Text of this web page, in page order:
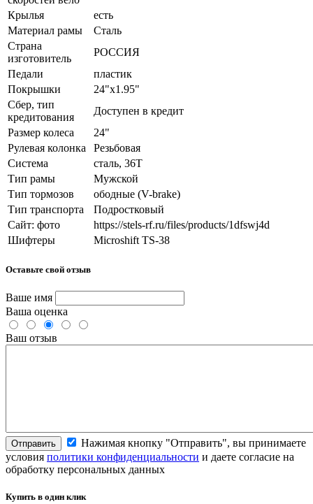
Крылья
есть
Материал рамы
Сталь
Страна
изготовитель
РОССИЯ
Педали
пластик
Покрышки
24"x1.95"
Сбер, тип
кредитования
Доступен в кредит
Размер колеса
24"
Рулевая колонка
Резьбовая
Система
сталь, 36T
Тип рамы
Мужской
Тип тормозов
ободные (V-brake)
Тип транспорта
Подростковый
Сайт: фото
https://stels-rf.ru/files/products/1dfswj4d
Шифтеры
Microshift TS-38
Оставьте свой отзыв
Ваше имя
Ваша оценка
Ваш отзыв
Отправить
Нажимая кнопку "Отправить", вы принимаете
условия политики конфиденциальности и даете согласие на
обработку персональных данных
Купить в один клик